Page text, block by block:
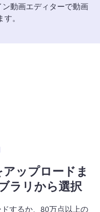
動画エディターで動画
す。
ップロードま
ラリから選択
するか、80万点以上の